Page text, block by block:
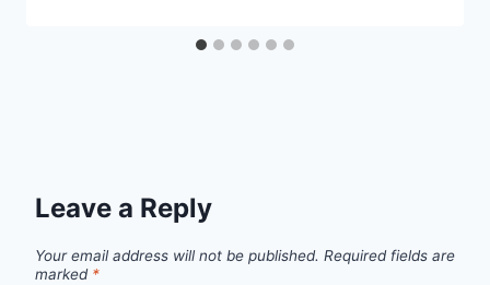
Leave a Reply
Your email address will not be published. Required fields are
marked *